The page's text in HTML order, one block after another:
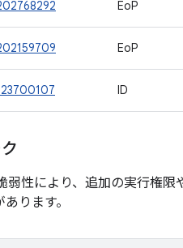
EoP
EoP
ID
弱性により、追加の実行権
ります。